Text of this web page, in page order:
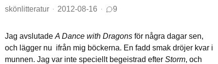
skönlitteratur 2012-08-16 9
Jag avslutade A Dance with Dragons för några dagar sen,
och lägger nu ifrån mig böckerna. En fadd smak dröjer kvar i
munnen. Jag var inte speciellt begeistrad efter Storm, och